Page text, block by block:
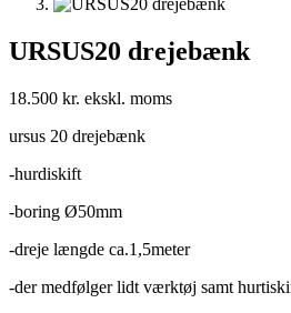
URSUS20 drejebænk
18.500 kr.
ursus 20 drejebænk
-hurdiskift
-boring Ø50mm
-dreje længde ca.1,5meter
-der medfølger lidt værktøj samt